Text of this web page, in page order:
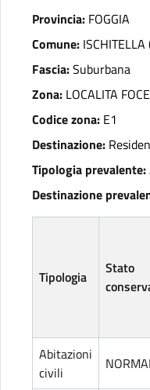
Provincia: FOGGIA
Comune:
Fascia:Suburbana
Zona: LOCALITA
Codice zona: E1
Destinazione:
Tipologia prevalente:
Destinazione
Tipologia
Stato
Abitazioni
civili